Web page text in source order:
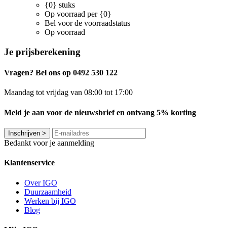
{0} stuks
Op voorraad per {0}
Bel voor de voorraadstatus
Op voorraad
Je prijsberekening
Vragen? Bel ons op 0492 530 122
Maandag tot vrijdag van 08:00 tot 17:00
Meld je aan voor de nieuwsbrief en ontvang 5% korting
Inschrijven >
Bedankt voor je aanmelding
Klantenservice
Over IGO
Duurzaamheid
Werken bij IGO
Blog